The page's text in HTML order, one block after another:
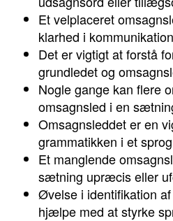
Et velplaceret
klarhed i
Det er vigtigt at forstå
grundledet og
Nogle gange kan flere
omsagnsled i en
Omsagnsleddet er en
grammatikken i et
Et manglende
sætning upræcis eller
Øvelse i identifikation
hjælpe med at styrke